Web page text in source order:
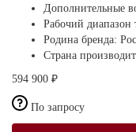
Дополнительные
Рабочий
Родина бренда:
Страна
594 900 ₽
По запросу